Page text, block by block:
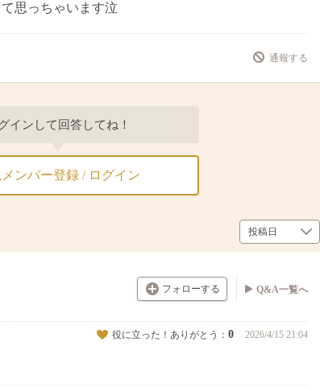
思っちゃいます泣
通報する
インして回答してね！
ンバー登録 / ログイン
フォローする Q&A一覧へ
役に立った！ありがとう： 0 2026/4/15 21:04